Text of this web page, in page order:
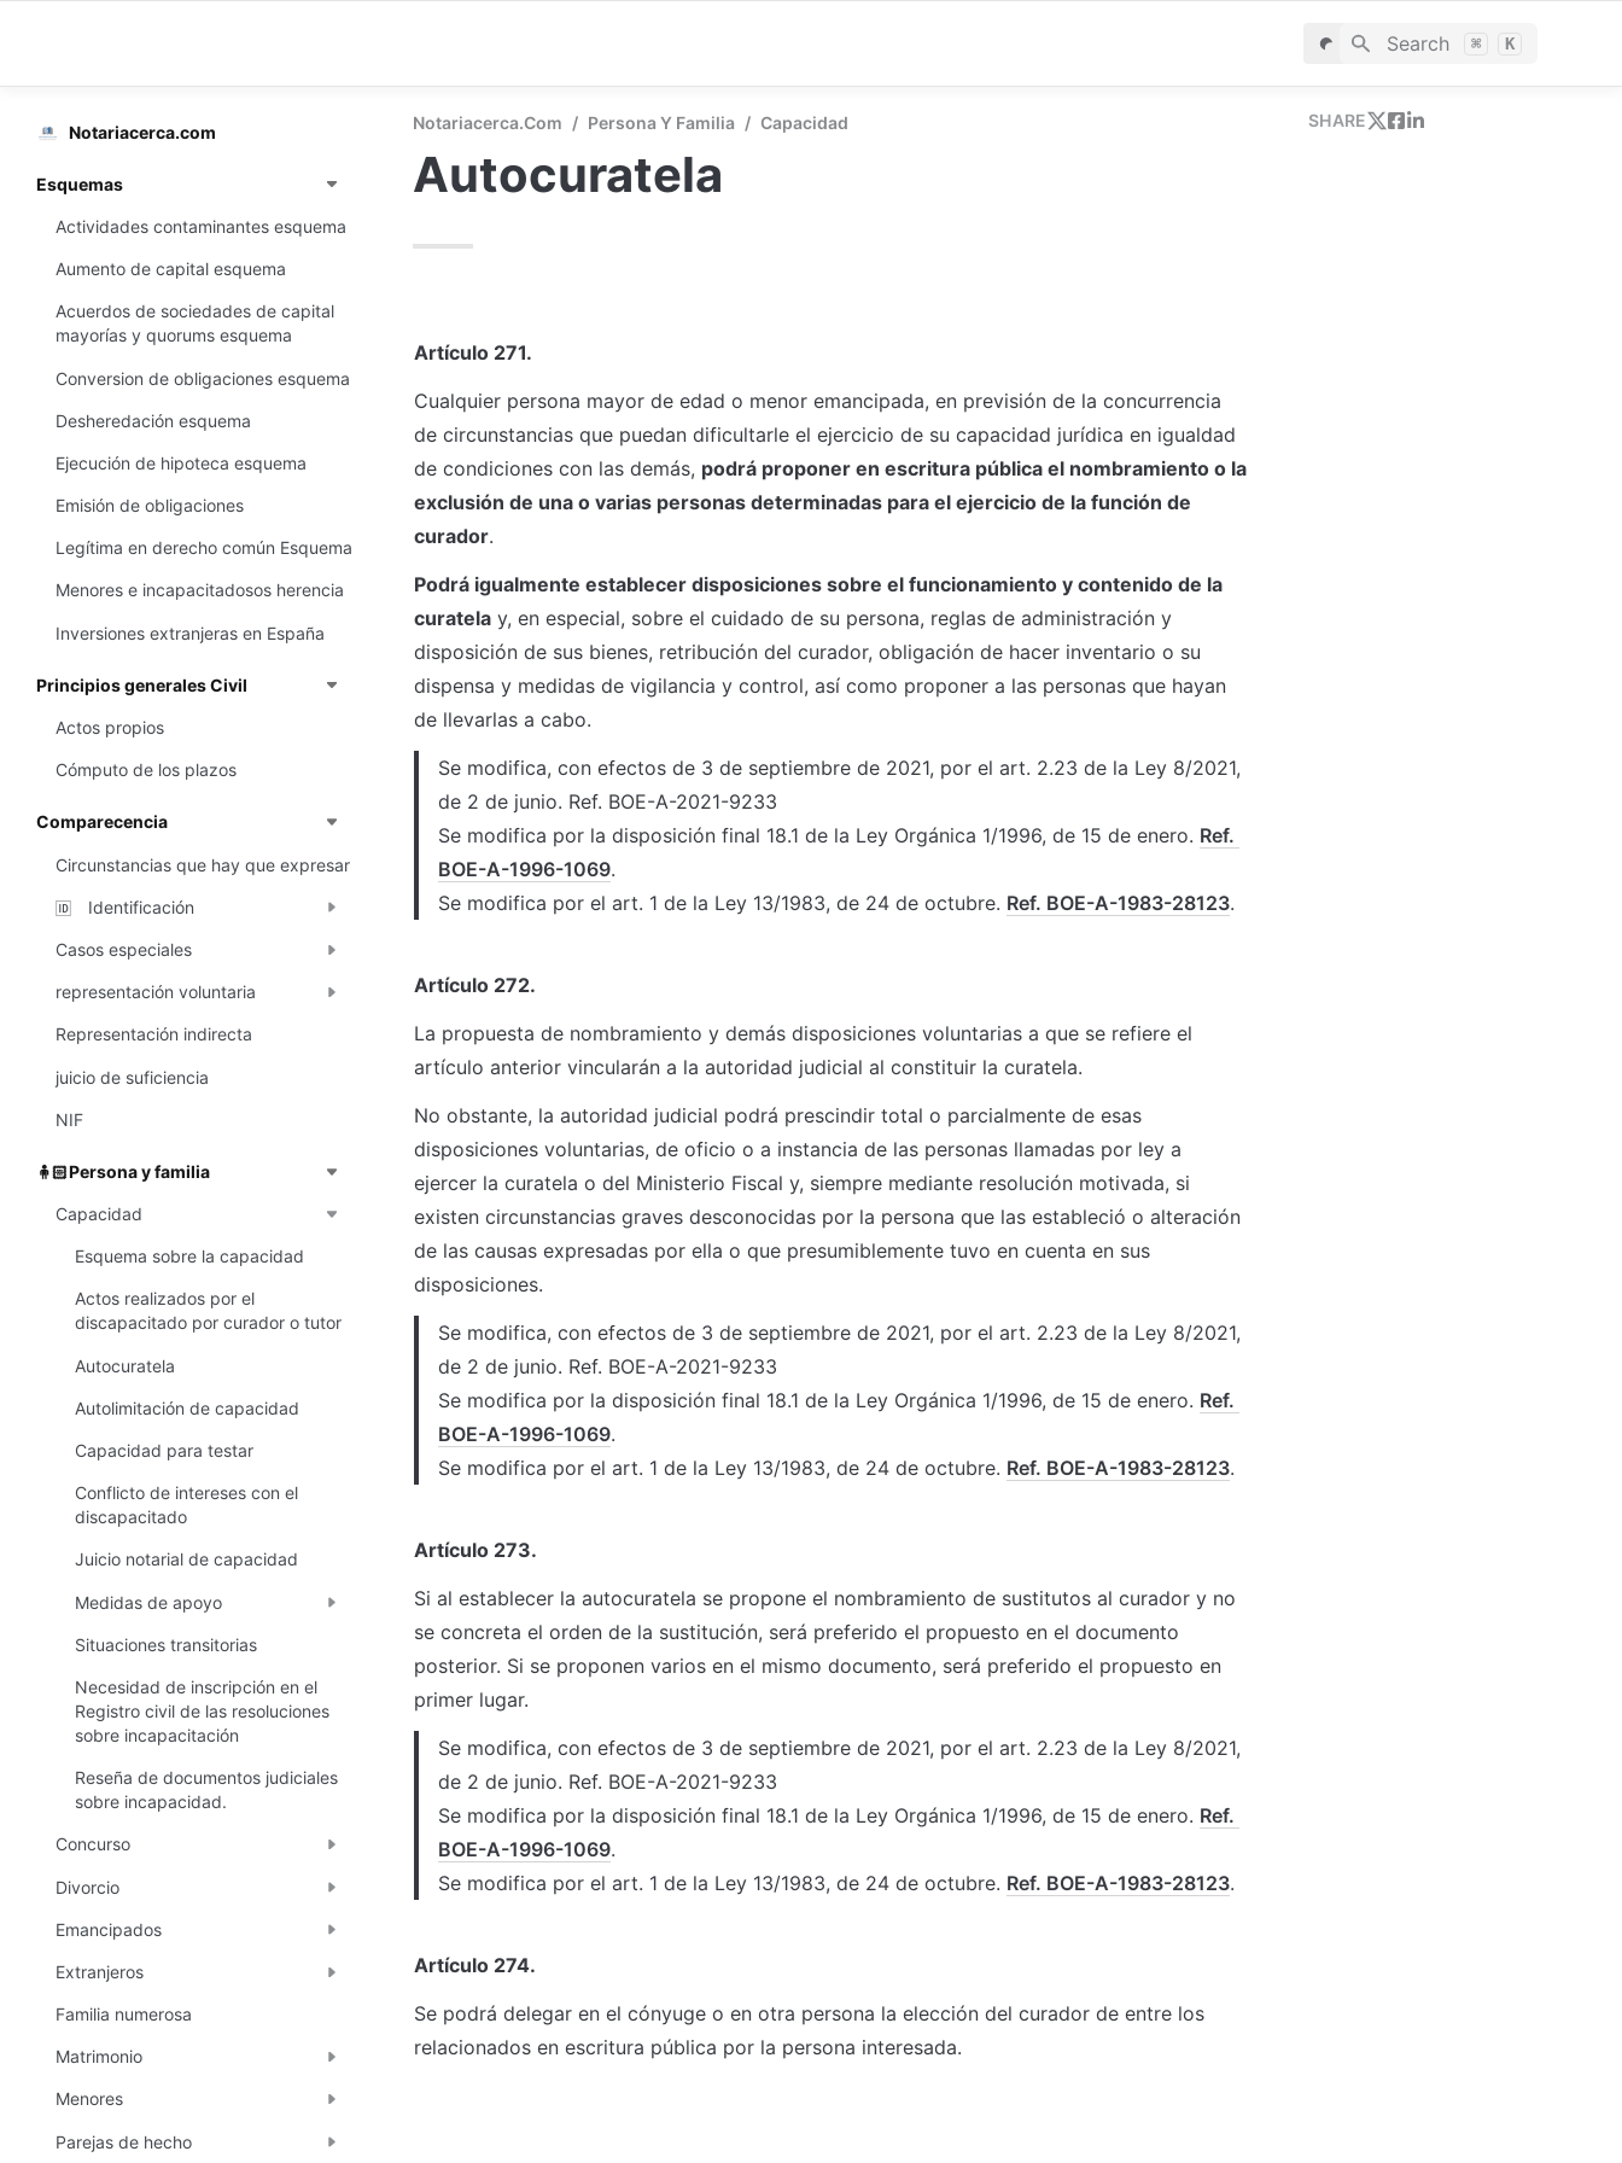
Search ⌘ K
Notariacerca.com
Esquemas
Actividades contaminantes esquema
Aumento de capital esquema
Acuerdos de sociedades de capital
mayorías y quorums esquema
Conversion de obligaciones esquema
Desheredación esquema
Ejecución de hipoteca esquema
Emisión de obligaciones
Legítima en derecho común Esquema
Menores e incapacitadosos herencia
Inversiones extranjeras en España
Principios generales Civil
Actos propios
Cómputo de los plazos
Comparecencia
Circunstancias que hay que expresar
🆔 Identificación
Casos especiales
representación voluntaria
Representación indirecta
juicio de suficiencia
NIF
🧍🏻Persona y familia
Capacidad
Esquema sobre la capacidad
Actos realizados por el
discapacitado por curador o tutor
Autocuratela
Autolimitación de capacidad
Capacidad para testar
Conflicto de intereses con el
discapacitado
Juicio notarial de capacidad
Medidas de apoyo
Situaciones transitorias
Necesidad de inscripción en el
Registro civil de las resoluciones
sobre incapacitación
Reseña de documentos judiciales
sobre incapacidad.
Concurso
Divorcio
Emancipados
Extranjeros
Familia numerosa
Matrimonio
Menores
Parejas de hecho
Notariacerca.com / Persona Y Familia / Capacidad
Autocuratela
Artículo 271.
Cualquier persona mayor de edad o menor emancipada, en previsión de la concurrencia
de circunstancias que puedan dificultarle el ejercicio de su capacidad jurídica en igualdad
de condiciones con las demás, podrá proponer en escritura pública el nombramiento o la
exclusión de una o varias personas determinadas para el ejercicio de la función de
curador.
Podrá igualmente establecer disposiciones sobre el funcionamiento y contenido de la
curatela y, en especial, sobre el cuidado de su persona, reglas de administración y
disposición de sus bienes, retribución del curador, obligación de hacer inventario o su
dispensa y medidas de vigilancia y control, así como proponer a las personas que hayan
de llevarlas a cabo.
Se modifica, con efectos de 3 de septiembre de 2021, por el art. 2.23 de la Ley 8/2021,
de 2 de junio. Ref. BOE-A-2021-9233
Se modifica por la disposición final 18.1 de la Ley Orgánica 1/1996, de 15 de enero. Ref.
BOE-A-1996-1069.
Se modifica por el art. 1 de la Ley 13/1983, de 24 de octubre. Ref. BOE-A-1983-28123.
Artículo 272.
La propuesta de nombramiento y demás disposiciones voluntarias a que se refiere el
artículo anterior vincularán a la autoridad judicial al constituir la curatela.
No obstante, la autoridad judicial podrá prescindir total o parcialmente de esas
disposiciones voluntarias, de oficio o a instancia de las personas llamadas por ley a
ejercer la curatela o del Ministerio Fiscal y, siempre mediante resolución motivada, si
existen circunstancias graves desconocidas por la persona que las estableció o alteración
de las causas expresadas por ella o que presumiblemente tuvo en cuenta en sus
disposiciones.
Se modifica, con efectos de 3 de septiembre de 2021, por el art. 2.23 de la Ley 8/2021,
de 2 de junio. Ref. BOE-A-2021-9233
Se modifica por la disposición final 18.1 de la Ley Orgánica 1/1996, de 15 de enero. Ref.
BOE-A-1996-1069.
Se modifica por el art. 1 de la Ley 13/1983, de 24 de octubre. Ref. BOE-A-1983-28123.
Artículo 273.
Si al establecer la autocuratela se propone el nombramiento de sustitutos al curador y no
se concreta el orden de la sustitución, será preferido el propuesto en el documento
posterior. Si se proponen varios en el mismo documento, será preferido el propuesto en
primer lugar.
Se modifica, con efectos de 3 de septiembre de 2021, por el art. 2.23 de la Ley 8/2021,
de 2 de junio. Ref. BOE-A-2021-9233
Se modifica por la disposición final 18.1 de la Ley Orgánica 1/1996, de 15 de enero. Ref.
BOE-A-1996-1069.
Se modifica por el art. 1 de la Ley 13/1983, de 24 de octubre. Ref. BOE-A-1983-28123.
Artículo 274.
Se podrá delegar en el cónyuge o en otra persona la elección del curador de entre los
relacionados en escritura pública por la persona interesada.
SHARE